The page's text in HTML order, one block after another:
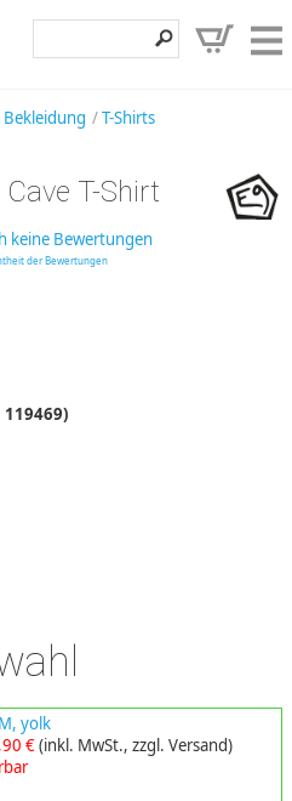
Entdecken
Bekleidung T-Shirts
Cave T-Shirt
keine Bewertungen
der Bewertungen
119469)
yolk
€(inkl. MwSt., zzgl. Versand)